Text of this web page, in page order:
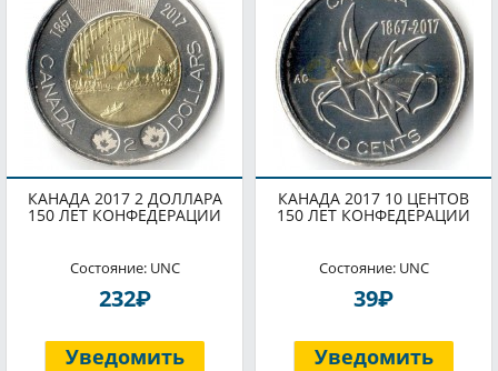
КАНАДА 2017 2 ДОЛЛАРА
150 ЛЕТ КОНФЕДЕРАЦИИ
Состояние: UNC
232P
Уведомить
КАНАДА 2017 10 ЦЕНТОВ
150 ЛЕТ КОНФЕДЕРАЦИИ
Состояние: UNC
39P
Уведомить